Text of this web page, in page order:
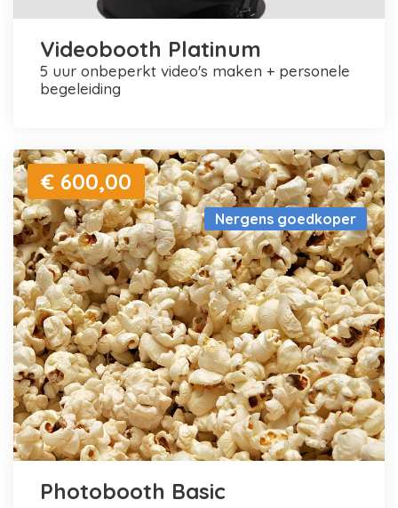
Videobooth Platinum
5 uur onbeperkt video's maken + personele
begeleiding
Nergens goedkoper
€ 600,00
Photobooth Basic